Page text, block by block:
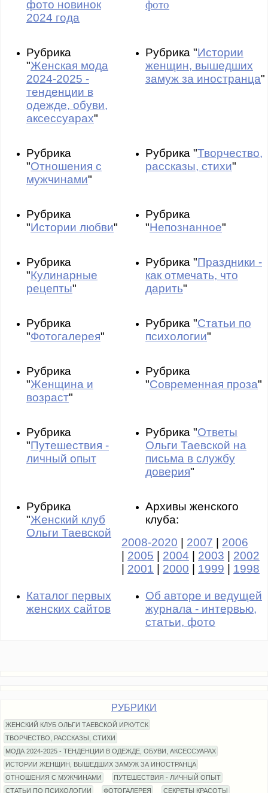
фото новинок
2024 года
фото
Рубрика
"Женская мода
2024-2025 -
тенденции в
одежде, обуви,
аксессуарах"
Рубрика "Истории
женщин, вышедших
замуж за иностранца"
Рубрика
"Отношения с
мужчинами"
Рубрика "Творчество,
рассказы, стихи"
Рубрика
"Истории любви"
Рубрика
"Непознанное"
Рубрика
"Кулинарные
рецепты"
Рубрика "Праздники -
как отмечать, что
дарить"
Рубрика
"Фотогалерея"
Рубрика "Статьи по
психологии"
Рубрика
"Женщина и
возраст"
Рубрика
"Современная проза"
Рубрика
"Путешествия -
личный опыт
Рубрика "Ответы
Ольги Таевской на
письма в службу
доверия"
Рубрика
"Женский клуб
Ольги Таевской
Архивы женского
клуба:
2008-2020
2007
2006
2005 2004 2003
2002
2001 2000 1999 1998
Каталог первых
женских сайтов
Об авторе и ведущей
журнала - интервью,
статьи, фото
РУБРИКИ
ЖЕНСКИЙ КЛУБ ОЛЬГИ ТАЕВСКОЙ ИРКУТСК
ТВОРЧЕСТВО, РАССКАЗЫ, СТИХИ
МОДА 2024-2025 - ТЕНДЕНЦИИ В ОДЕЖДЕ, ОБУВИ, АКСЕССУАРАХ
ИСТОРИИ ЖЕНЩИН, ВЫШЕДШИХ ЗАМУЖ ЗА ИНОСТРАНЦА
ОТНОШЕНИЯ С МУЖЧИНАМИ
ПУТЕШЕСТВИЯ - ЛИЧНЫЙ ОПЫТ
СТАТЬИ ПО ПСИХОЛОГИИ
ФОТОГАЛЕРЕЯ СЕКРЕТЫ КРАСОТЫ